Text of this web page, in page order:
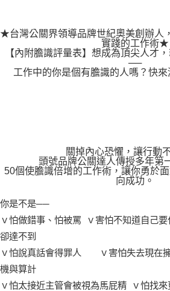
★台灣公關界領導品牌世紀奧美創辦人
實踐的工作術★
【內附膽識評量表】想成為頂尖人才
──
工作中的你是個有膽識的人嗎？快
關掉內心恐懼，讓行動
頭號品牌公關達人傳授多年第
50個使膽識倍增的工作術，讓你勇於
向成功。
你是不是──
ｖ怕做錯事、怕被罵 ｖ害怕不知道自己
卻達不到
ｖ怕說真話會得罪人 ｖ害怕失去現
機與算計
ｖ怕太接近主管會被視為馬屁精 ｖ怕找